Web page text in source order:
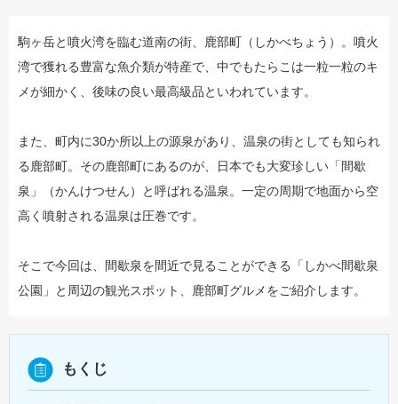
駒ヶ岳と噴火湾を臨む道南の街、鹿部町（しかべちょう）。噴火
湾で獲れる豊富な魚介類が特産で、中でもたらこは一粒一粒のキ
メが細かく、後味の良い最高級品といわれています。
また、町内に30か所以上の源泉があり、温泉の街としても知られ
る鹿部町。その鹿部町にあるのが、日本でも大変珍しい「間歇
泉」（かんけつせん）と呼ばれる温泉。一定の周期で地面から空
高く噴射される温泉は圧巻です。
そこで今回は、間歇泉を間近で見ることができる「しかべ間歇泉
公園」と周辺の観光スポット、鹿部町グルメをご紹介します。
もくじ